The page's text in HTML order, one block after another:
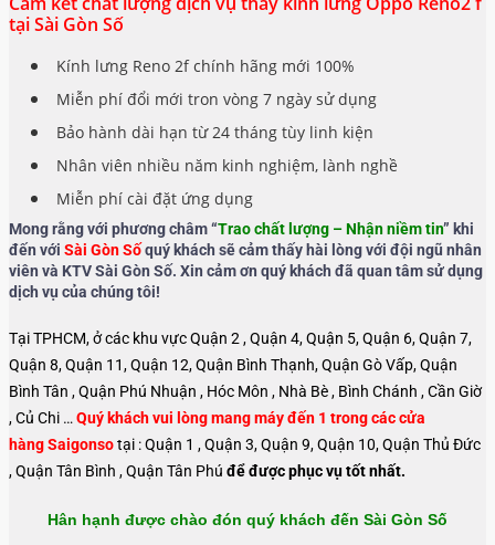
tại Sài Gòn Số
Kính lưng Reno 2f chính hãng mới 100%
Miễn phí đổi mới tron vòng 7 ngày sử dụng
Bảo hành dài hạn từ 24 tháng tùy linh kiện
Nhân viên nhiều năm kinh nghiệm, lành nghề
Miễn phí cài đặt ứng dụng
Mong rằng với phương châm “Trao chất lượng – Nhận niềm tin” khi
đến với Sài Gòn Sốquý khách sẽ cảm thấy hài lòng với đội ngũ nhân
viên và KTV Sài Gòn Số. Xin cảm ơn quý khách đã quan tâm sử dụng
dịch vụ của chúng tôi!
Tại TPHCM, ở các khu vực Quận 2 , Quận 4, Quận 5, Quận 6, Quận 7,
Quận 8, Quận 11, Quận 12, Quận Bình Thạnh, Quận Gò Vấp, Quận
Bình Tân , Quận Phú Nhuận , Hóc Môn , Nhà Bè , Bình Chánh , Cần Giờ
, Củ Chi … Quý khách vui lòng mang máy đến 1 trong các cửa
hàng Saigonsotại : Quận 1 , Quận 3, Quận 9, Quận 10, Quận Thủ Đức
, Quận Tân Bình , Quận Tân Phú để được phục vụ tốt nhất.
Hân hạnh được chào đón quý khách đến Sài Gòn Số